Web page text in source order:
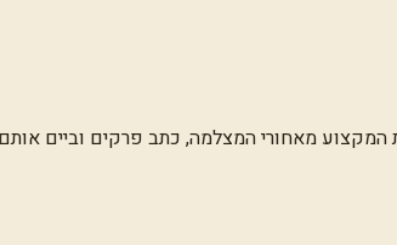
למד את המקצוע מאחורי המצלמה, כתב פרקים
הלבלב.